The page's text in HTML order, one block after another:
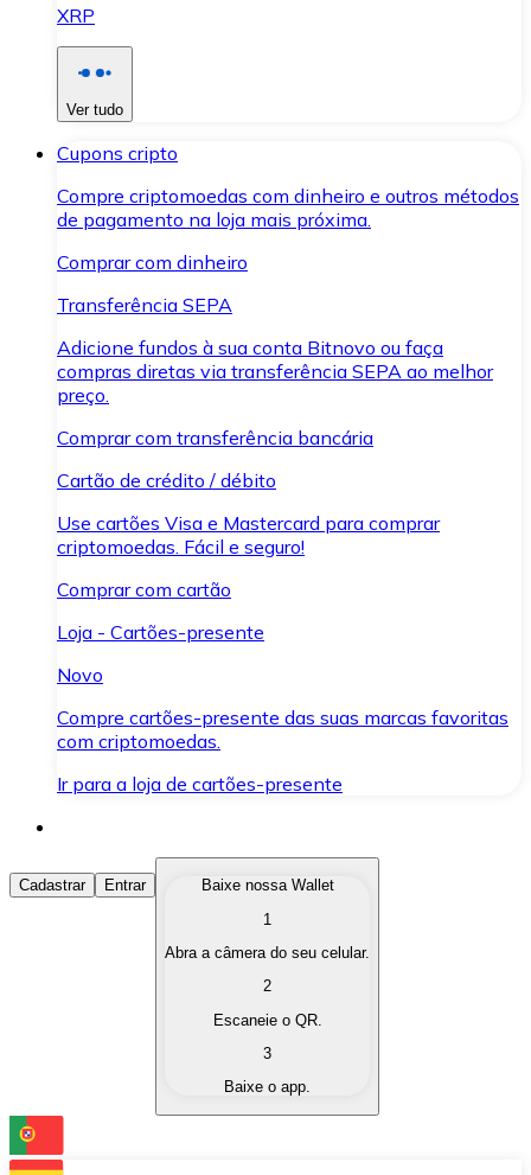
XRP
Ver tudo
Cupons cripto
Compre criptomoedas com dinheiro e outros métodos
de pagamento na loja mais próxima.
Comprar com dinheiro
Transferência SEPA
Adicione fundos à sua conta Bitnovo ou faça
compras diretas via transferência SEPA ao melhor
preço.
Comprar com transferência bancária
Cartão de crédito / débito
Use cartões Visa e Mastercard para comprar
criptomoedas. Fácil e seguro!
Comprar com cartão
Loja - Cartões-presente
Novo
Compre cartões-presente das suas marcas favoritas
com criptomoedas.
Ir para a loja de cartões-presente
Comprar Criptomoedas
Compre as criptomoedas de seu interesse de forma
Converta suas criptomoedas em moeda fiduciária
Troque uma criptomoeda por outra
Cadastrar Entrar
Baixe nossa Wallet
1
Abra a câmera do seu celular.
2
Escaneie o QR.
3
Baixe o app.